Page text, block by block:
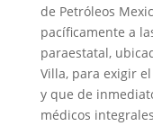
de Petróleos
pacíficamente a
paraestatal,
Villa, para exigir
y que de
médicos